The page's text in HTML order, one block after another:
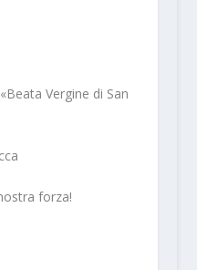
Vergine di San
forza!